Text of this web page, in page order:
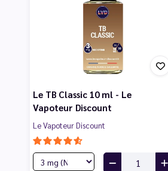
Le TB Classic 10 ml - Le
Vapoteur Discount
Le Vapoteur Discount